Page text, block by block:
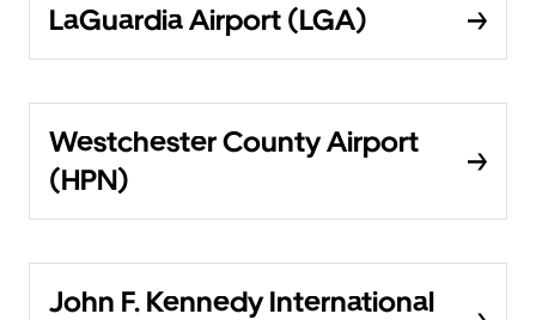
LaGuardia Airport (LGA)
Westchester County Airport
(HPN)
John F. Kennedy International